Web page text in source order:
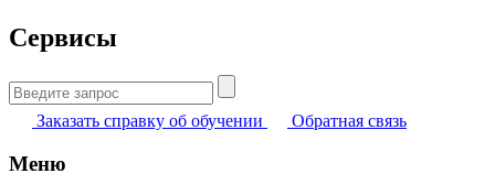
Сервисы
Найти:
Заказать справку об обучении
Обратная связь
Меню